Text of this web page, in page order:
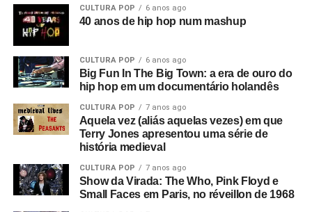
CULTURA POP 6 anos ago
40 anos de hip hop num mashup
CULTURA POP 6 anos ago
Big Fun In The Big Town: a era de ouro do
hip hop em um documentário holandês
CULTURA POP 7 anos ago
Aquela vez (aliás aquelas vezes) em que
Terry Jones apresentou uma série de
história medieval
CULTURA POP 7 anos ago
Show da Virada: The Who, Pink Floyd e
Small Faces em Paris, no réveillon de 1968